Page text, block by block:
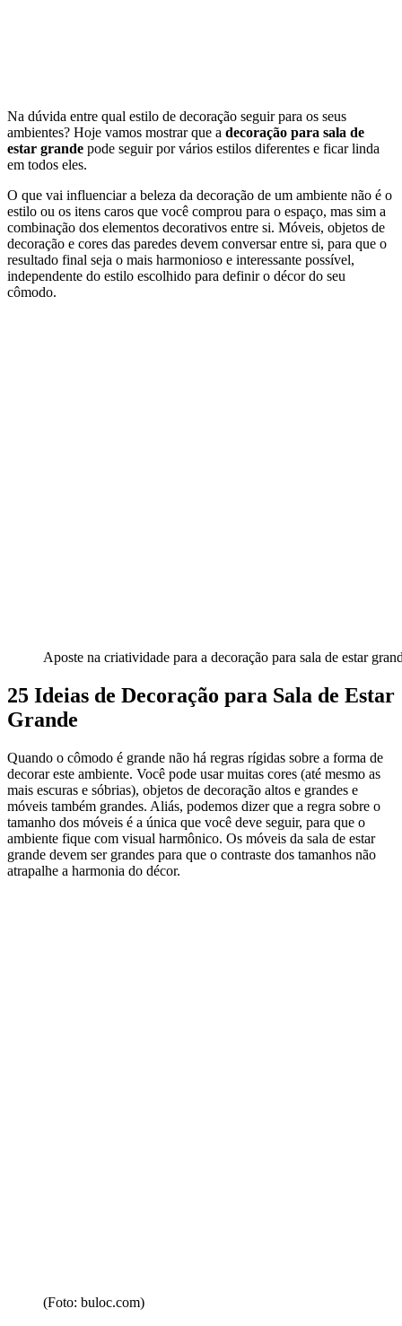
Na dúvida entre qual estilo de decoração seguir para os seus
ambientes? Hoje vamos mostrar que a decoração para sala de
estar grande pode seguir por vários estilos diferentes e ficar linda
em todos eles.
O que vai influenciar a beleza da decoração de um ambiente não é o
estilo ou os itens caros que você comprou para o espaço, mas sim a
combinação dos elementos decorativos entre si. Móveis, objetos de
decoração e cores das paredes devem conversar entre si, para que o
resultado final seja o mais harmonioso e interessante possível,
independente do estilo escolhido para definir o décor do seu
cômodo.
Aposte na criatividade para a decoração para sala de estar
25 Ideias de Decoração para Sala de Estar
Grande
Quando o cômodo é grande não há regras rígidas sobre a forma de
decorar este ambiente. Você pode usar muitas cores (até mesmo as
mais escuras e sóbrias), objetos de decoração altos e grandes e
móveis também grandes. Aliás, podemos dizer que a regra sobre o
tamanho dos móveis é a única que você deve seguir, para que o
ambiente fique com visual harmônico. Os móveis da sala de estar
grande devem ser grandes para que o contraste dos tamanhos não
atrapalhe a harmonia do décor.
(Foto: buloc.com)